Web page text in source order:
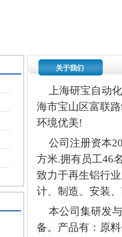
关于我们
上海研宝自动
海市宝山区富联
环境优美!
公司注册资本
方米.拥有员工46
致力于再生铝行
计、制造、安装
本公司集研发
备。产品有：原